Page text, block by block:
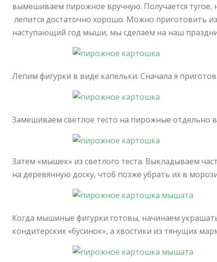
вымешиваем пирожное вручную. Получается тугое,
лепится достаточно хорошо. Можно приготовить
наступающий год мыши, мы сделаем на наш
Лепим фигурки в виде капельки. Сначала я
Замешиваем светлое тесто на пирожные отдельно
Затем «мышек» из светлого теста. Выкладываем
на деревянную доску, чтоб позже убрать их в
Когда мышиные фигурки готовы, начинаем украшать
кондитерских «бусинок», а хвостики из тянущих